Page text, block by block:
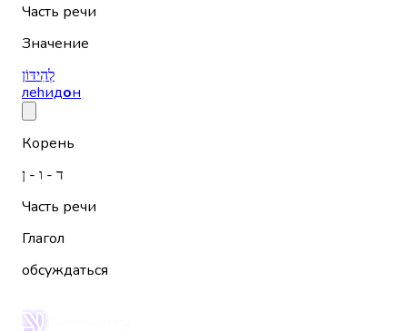
Часть речи
Значение
לְהִידּוֹן
леhидон
Корень
ד - ו - ן
Часть речи
Глагол
обсуждаться